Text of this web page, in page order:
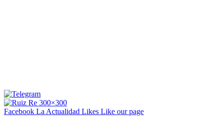
Facebook La Actualidad Likes Like our page